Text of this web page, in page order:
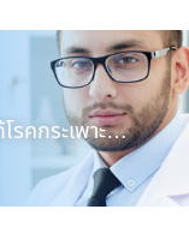
รคกระเพาะ